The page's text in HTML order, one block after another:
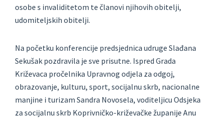
osobe s invaliditetom te članovi njihovih obitelji,
udomiteljskih obitelji.
Na početku konferencije predsjednica udruge Slađana
Sekušak pozdravila je sve prisutne. Ispred Grada
Križevaca pročelnika Upravnog odjela za odgoj,
obrazovanje, kulturu, sport, socijalnu skrb, nacionalne
manjine i turizam Sandra Novosela, voditeljicu Odsjeka
za socijalnu skrb Koprivničko-križevačke županije Anu